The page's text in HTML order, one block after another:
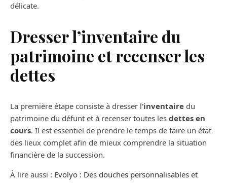
délicate.
Dresser l’inventaire du
patrimoine et recenser les
dettes
La première étape consiste à dresser l‘inventaire du
patrimoine du défunt et à recenser toutes les dettes en
cours. Il est essentiel de prendre le temps de faire un état
des lieux complet afin de mieux comprendre la situation
financière de la succession.
À lire aussi : Evolyo : Des douches personnalisables et